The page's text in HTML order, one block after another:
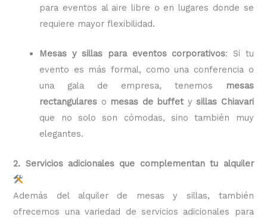
para eventos al aire libre o en lugares donde se
requiere mayor flexibilidad.
Mesas y sillas para eventos corporativos: Si tu
evento es más formal, como una conferencia o
una gala de empresa, tenemos
mesas
rectangulares o mesas de buffetysillas Chiavari
que no solo son cómodas, sino también muy
elegantes.
2. Servicios adicionales que complementan tu alquiler
Además del alquiler de mesas y sillas, también
ofrecemos una variedad de servicios adicionales para